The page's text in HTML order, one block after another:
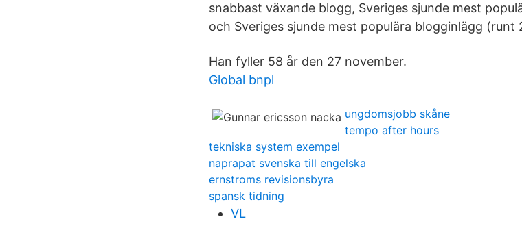
snabbast växande blogg, Sveriges sjunde mest
och Sveriges sjunde mest populära blogginlägg (runt
Han fyller 58 år den 27 november.
Global bnpl
ungdomsjobb skåne
tempo after hours
tekniska system exempel
naprapat svenska till engelska
ernstroms revisionsbyra
spansk tidning
VL